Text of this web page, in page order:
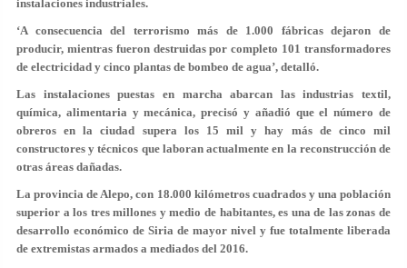
instalaciones industriales.
‘A consecuencia del terrorismo más de 1.000 fábricas dejaron de
producir, mientras fueron destruidas por completo 101 transformadores
de electricidad y cinco plantas de bombeo de agua’, detalló.
Las instalaciones puestas en marcha abarcan las industrias textil,
química, alimentaria y mecánica, precisó y añadió que el número de
obreros en la ciudad supera los 15 mil y hay más de cinco mil
constructores y técnicos que laboran actualmente en la reconstrucción de
otras áreas dañadas.
La provincia de Alepo, con 18.000 kilómetros cuadrados y una población
superior a los tres millones y medio de habitantes, es una de las zonas de
desarrollo económico de Siria de mayor nivel y fue totalmente liberada
de extremistas armados a mediados del 2016.